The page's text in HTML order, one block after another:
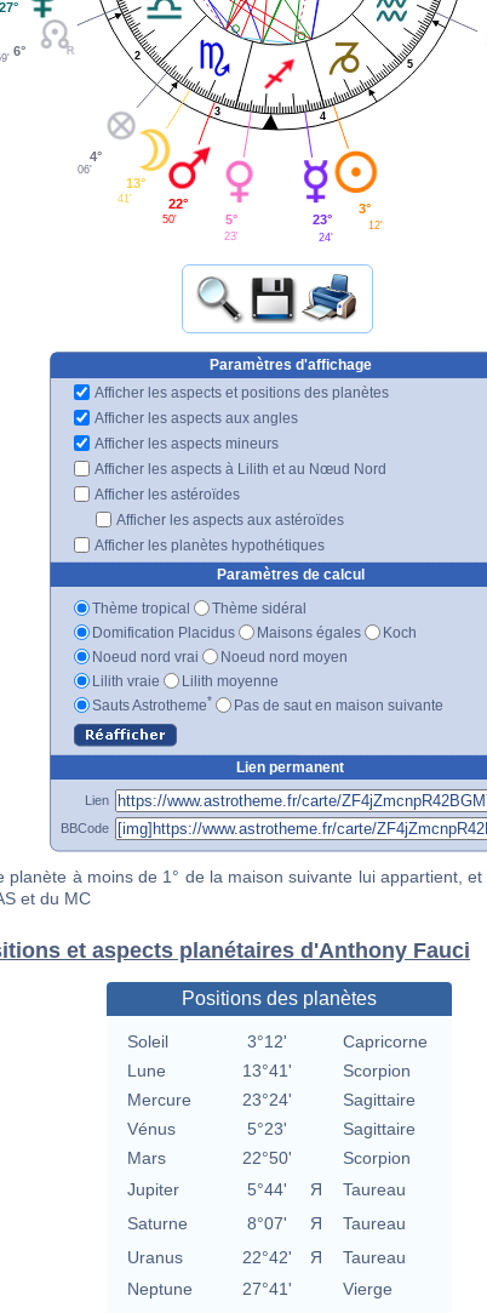
2
3 4
5
27°
6°
4°
06'
13°
41' 22°
50' 5°
23'
23°
24'
3°
12'
Paramètres d'affichage
Afficher les aspects et positions des planètes
Afficher les aspects aux angles
Afficher les aspects mineurs
Afficher les aspects à Lilith et au Nœud Nord
Afficher les astéroïdes
Afficher les aspects aux astéroïdes
Afficher les planètes hypothétiques
Paramètres de calcul
Thème tropical
Thème sidéral
Domification Placidus
Maisons égales
Koch
Noeud nord vrai
Noeud nord moyen
Lilith vraie
Lilith moyenne
Sauts Astrotheme* Pas de saut en maison suivante
Lien permanent
Lien
BBCode
planète à moins de 1° de la maison suivante lui appartient, et
et du MC
et aspects planétaires d'Anthony Fauci
Positions des planètes
Soleil 3°12'
Capricorne
Lune
13°41'
Scorpion
Mercure
23°24'
Sagittaire
Vénus
5°23'
Sagittaire
Mars
22°50'
Scorpion
Jupiter
5°44' Я
Taureau
Saturne
8°07' Я
Taureau
Uranus
22°42' Я
Taureau
Neptune
27°41'
Vierge